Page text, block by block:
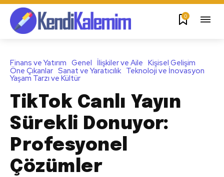
0
Finans ve Yatırım Genel İlişkiler ve Aile Kişisel Gelişim
Öne Çıkanlar Sanat ve Yaratıcılık Teknoloji ve İnovasyon
Yaşam Tarzı ve Kültür
TikTok Canlı Yayın
Sürekli Donuyor:
Profesyonel
Çözümler